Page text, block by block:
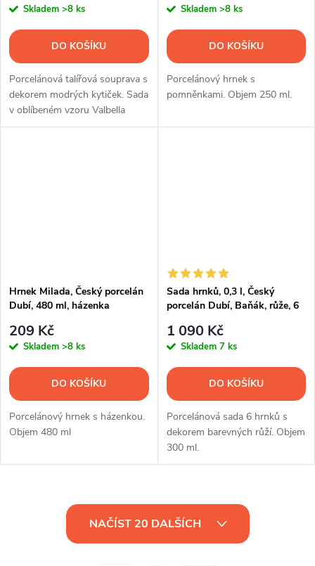
Skladem >8 ks
DO KOŠÍKU
Porcelánová talířová souprava s
dekorem modrých kytiček. Sada
v oblíbeném vzoru Valbella
obsahuje 18 ks nádobí.
Skladem >8 ks
DO KOŠÍKU
Porcelánový hrnek s
pomněnkami. Objem 250 ml.
Hrnek Milada, Český porcelán
Dubí, 480 ml, házenka
209 Kč
Skladem >8 ks
DO KOŠÍKU
Porcelánový hrnek s házenkou.
Objem 480 ml
Sada hrnků, 0,3 l, Český
porcelán Dubí, Baňák, růže, 6
1 090 Kč
Skladem 7 ks
DO KOŠÍKU
Porcelánová sada 6 hrnků s
dekorem barevných růží. Objem
300 ml.
NAČÍST 20 DALŠÍCH